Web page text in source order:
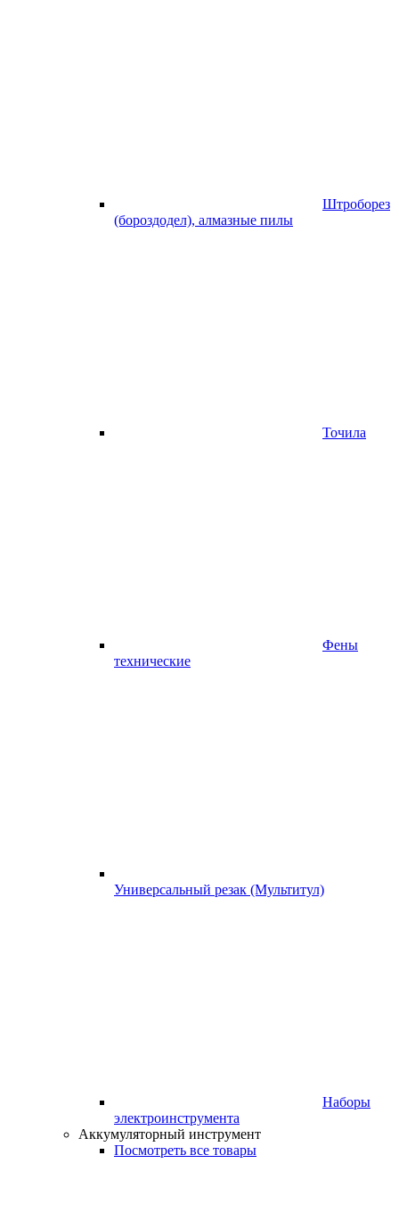
Штроборез
(бороздодел), алмазные пилы
Точила
Фены
технические
Универсальный резак (Мультитул)
Наборы
электроинструмента
Аккумуляторный инструмент
Посмотреть все товары